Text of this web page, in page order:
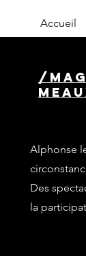
Accueil
/
Alphonse
Des
la